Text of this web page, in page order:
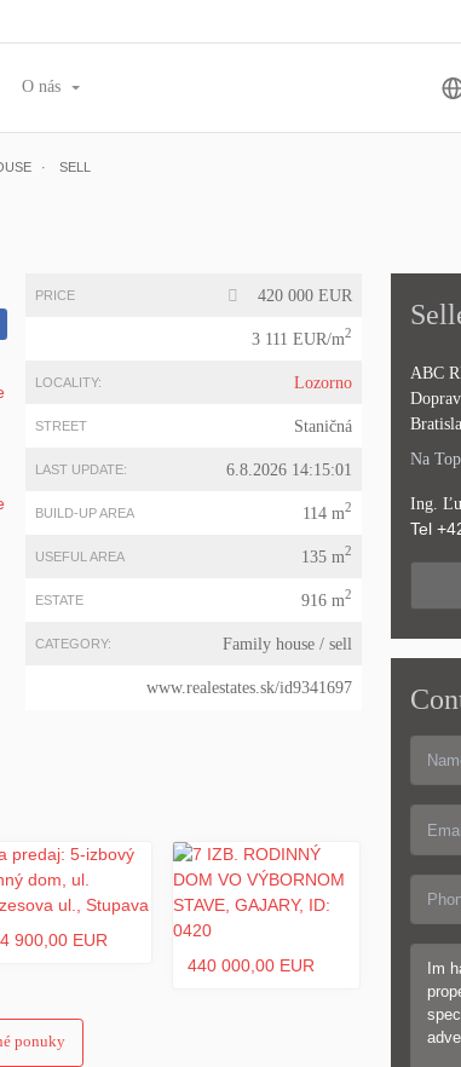
O nás
SELL
PRICE 420 000 EUR
3 111 EUR/m2
LOCALITY: Lozorno
STREET Staničná
LAST UPDATE: 6.8.2026 14:15:01
BUILD-UP AREA 114 m2
USEFUL AREA 135 m2
ESTATE 916 m2
CATEGORY: Family house/ sell
www.realestates.sk/id9341697
900,00 EUR
440 000,00 EUR
ponuky
ABC
Na
Ing.
Tel